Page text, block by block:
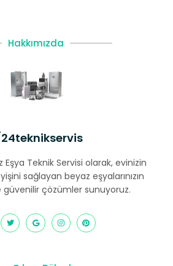
Hakkımızda
Teknik Servisi olarak, evinizin
sağlayan beyaz eşyalarınızın
güvenilir çözümler sunuyoruz.